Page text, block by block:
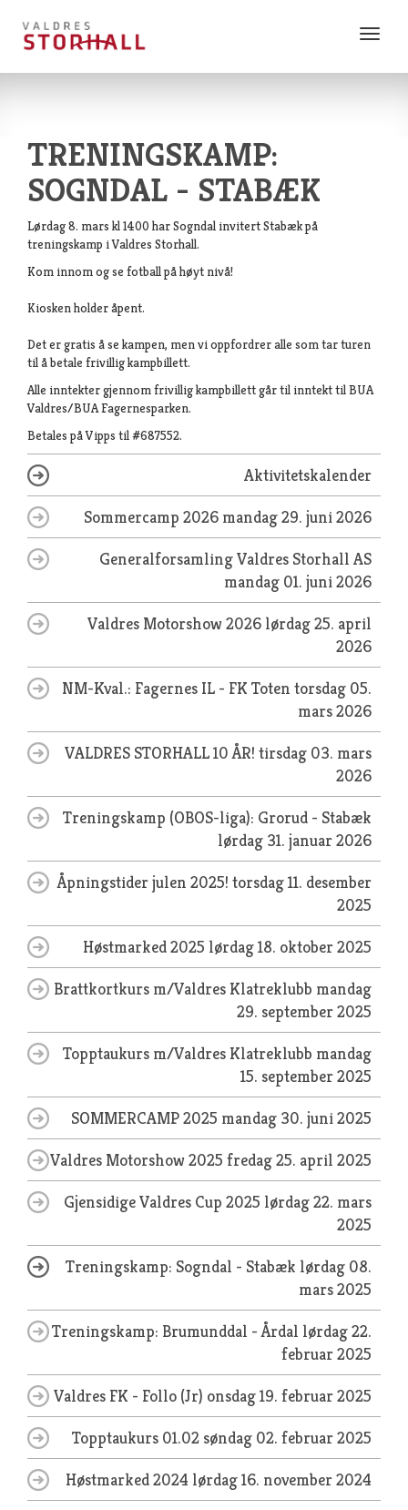
Vis
TRENINGSKAMP:
SOGNDAL - STABÆK
Lørdag 8. mars kl 1400 har Sogndal invitert Stabæk på
treningskamp i Valdres Storhall.
Kom innom og se fotball på høyt nivå!
Kiosken holder åpent.
Det er gratis å se kampen, men vi oppfordrer alle som tar turen
til å betale frivillig kampbillett.
Alle inntekter gjennom frivillig kampbillett går til inntekt til BUA
Valdres/BUA Fagernesparken.
Betales på Vipps til #687552.
Aktivitetskalender
Sommercamp 2026 mandag 29. juni 2026
Generalforsamling Valdres Storhall AS
mandag 01. juni 2026
Valdres Motorshow 2026 lørdag 25. april
2026
NM-Kval.: Fagernes IL - FK Toten torsdag 05.
mars 2026
VALDRES STORHALL 10 ÅR! tirsdag 03. mars
2026
Treningskamp (OBOS-liga): Grorud - Stabæk
lørdag 31. januar 2026
Åpningstider julen 2025! torsdag 11. desember
2025
Høstmarked 2025 lørdag 18. oktober 2025
Brattkortkurs m/Valdres Klatreklubb mandag
29. september 2025
Topptaukurs m/Valdres Klatreklubb mandag
15. september 2025
SOMMERCAMP 2025 mandag 30. juni 2025
Valdres Motorshow 2025 fredag 25. april 2025
Gjensidige Valdres Cup 2025 lørdag 22. mars
2025
Treningskamp: Sogndal - Stabæk lørdag 08.
mars 2025
Treningskamp: Brumunddal - Årdal lørdag 22.
februar 2025
Valdres FK - Follo (Jr) onsdag 19. februar 2025
Topptaukurs 01.02søndag 02. februar 2025
Høstmarked 2024 lørdag 16. november 2024